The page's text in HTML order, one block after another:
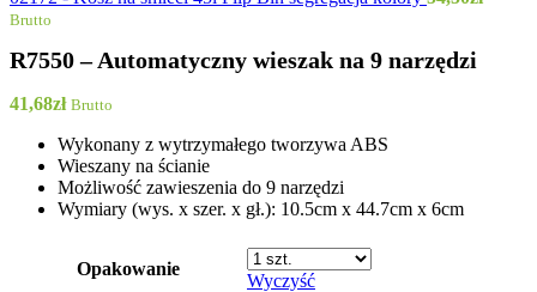
Brutto
R7550 – Automatyczny wieszak na 9 narzędzi
41,68zł Brutto
Wykonany z wytrzymałego tworzywa ABS
Wieszany na ścianie
Możliwość zawieszenia do 9 narzędzi
Wymiary (wys. x szer. x gł.): 10.5cm x 44.7cm x 6cm
Opakowanie
Wyczyść